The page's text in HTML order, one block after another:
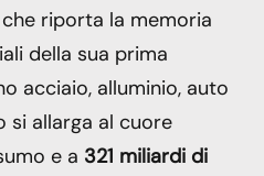
riporta la memoria
della sua prima
acciaio, alluminio, auto
si allarga al cuore
e a 321 miliardi di